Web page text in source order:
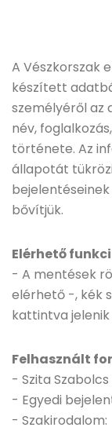
A Vészkorszak
készített
személyéről az
név,
története. Az
állapotát
bővítjük.
Elérhető
- A mentések
elérhető -, kék
kattintva jelenik
Felhasznált
- Szita
- Egyedi
- Szakirodalom: